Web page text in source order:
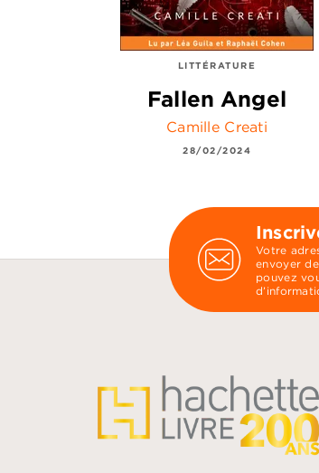
LITTÉRATURE
Fallen Angel
Camille Creati
28/02/2024
Votre
envoyer
pouvez